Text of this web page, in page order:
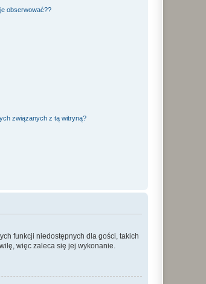
obserwować??
związanych z tą witryną?
funkcji niedostępnych dla gości, takich
więc zaleca się jej wykonanie.